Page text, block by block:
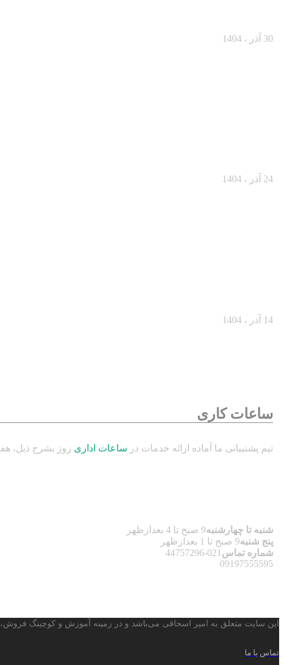
30 آذر ، 1404
24 آذر ، 1404
14 آذر ، 1404
ساعات کاری
تیم پشتیبانی ما آماده ارائه خدمات در ساعات اداری روز بشرح ذیل،
شنبه تا چهارشنبه9 صبح تا 4 بعدازظهر
پنج شنبه9 صبح تا 1 بعدازظهر
شماره تماس 021-44757296
09197555595
این سایت متعلق به امیر اسحاقی می‌باشد و در زمینه آموزش و کوچینگ
تماس با ما